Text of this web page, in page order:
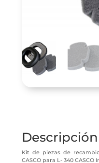
Descripción
Kit de piezas de
CASCO para L- 340 CASCO